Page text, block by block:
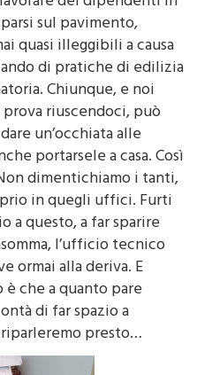
dei dipendenti in
sul pavimento,
quasi illeggibili a causa
di pratiche di edilizia
Chiunque, e noi
riuscendoci, può
un’occhiata alle
portarsele a casa. Così
dimentichiamo i tanti,
in quegli uffici. Furti
a questo, a far sparire
l’ufficio tecnico
ormai alla deriva. E
che a quanto pare
di far spazio a
presto…